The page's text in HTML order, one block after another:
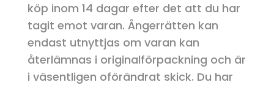
köp inom 14 dagar efter det att du har
tagit emot varan. Ångerrätten kan
endast utnyttjas om varan kan
återlämnas i originalförpackning och är
i väsentligen oförändrat skick. Du har